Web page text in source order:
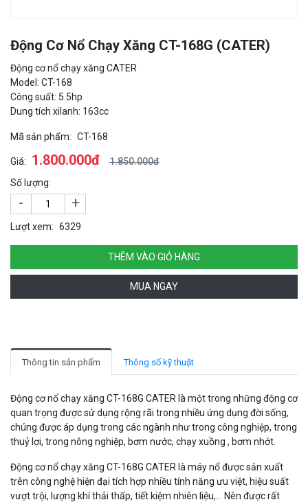
Động Cơ Nổ Chạy Xăng CT-168G (CATER)
Động cơ nổ chạy xăng CATER
Model: CT-168
Công suất: 5.5hp
Dung tích xilanh: 163cc
Mã sản phẩm: CT-168
Giá: 1.800.000đ
1.850.000đ
Số lượng:
- +
Lượt xem: 6329
THÊM VÀO GIỎ HÀNG
MUA NGAY
Thông tin sản phẩm Thông số kỹ thuật
Động cơ nổ chạy xăng CT-168G CATER là một trong những động cơ
quan trọng được sử dụng rộng rãi trong nhiều ứng dụng đời sống,
chúng được áp dụng trong các ngành như trong công nghiệp, trong
thuỷ lợi, trong nông nghiệp, bơm nước, chạy xuồng , bơm nhớt.
Động cơ nổ chạy xăng CT-168G CATER là máy nổ được sản xuất
trên công nghệ hiện đại tích hợp nhiều tính năng ưu việt, hiệu suất
vượt trội, lượng khí thải thấp, tiết kiệm nhiên liệu,... Nên được rất